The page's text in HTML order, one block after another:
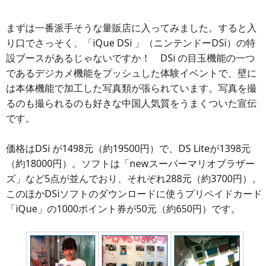
まずは一番派手そうな量販店に入ってみました。すると入
り口でさっそく、「iQue DSi 」（ニンテンドーDSi）の特
設ブースがあるじゃないですか！ DSi の目玉機能の一つ
であるデジカメ機能をプッシュした体験イベントで、壁に
は本体機能で加工した写真類が張られています。写真を撮
るのも撮られるのも好きな中国人気質をうまくついた宣伝
です。
価格はDSi が1498元（約19500円）で、DS Liteが1398元
（約18000円）。ソフトは「newスーパーマリオブラザー
ズ」など5点が並んでおり、それぞれ288元（約3700円）。
このほかDSiソフトのダウンロードに使うプリペイドカード
「iQue」の1000ポイント券が50元（約650円）です。